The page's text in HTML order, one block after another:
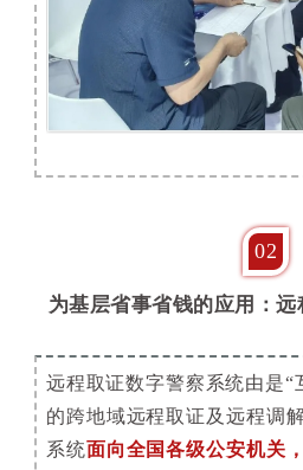
02
为基层省事省钱的应用：
远程取证数字警察系统由是“
的跨地域远程取证及远程调
系统面向全国各级公安机关